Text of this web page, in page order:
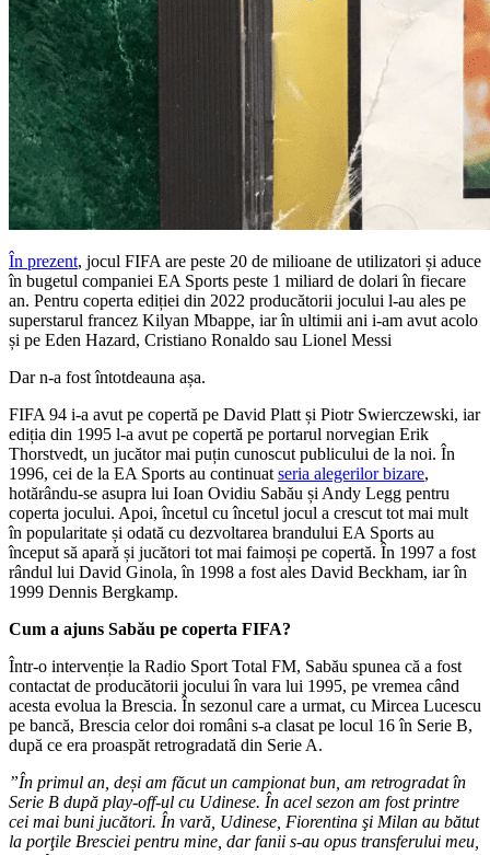
În prezent, jocul FIFA are peste 20 de milioane de utilizatori și aduce
în bugetul companiei EA Sports peste 1 miliard de dolari în fiecare
an. Pentru coperta ediției din 2022 producătorii jocului l-au ales pe
superstarul francez Kilyan Mbappe, iar în ultimii ani i-am avut acolo
și pe Eden Hazard, Cristiano Ronaldo sau Lionel Messi
Dar n-a fost întotdeauna așa.
FIFA 94 i-a avut pe copertă pe David Platt și Piotr Swierczewski, iar
ediția din 1995 l-a avut pe copertă pe portarul norvegian Erik
Thorstvedt, un jucător mai puțin cunoscut publicului de la noi. În
1996, cei de la EA Sports au continuat seria alegerilor bizare,
hotărându-se asupra lui Ioan Ovidiu Sabău și Andy Legg pentru
coperta jocului. Apoi, încetul cu încetul jocul a crescut tot mai mult
în popularitate și odată cu dezvoltarea brandului EA Sports au
început să apară și jucători tot mai faimoși pe copertă. În 1997 a fost
rândul lui David Ginola, în 1998 a fost ales David Beckham, iar în
1999 Dennis Bergkamp.
Cum a ajuns Sabău pe coperta FIFA?
Într-o intervenție la Radio Sport Total FM, Sabău spunea că a fost
contactat de producătorii jocului în vara lui 1995, pe vremea când
acesta evolua la Brescia. În sezonul care a urmat, cu Mircea Lucescu
pe bancă, Brescia celor doi români s-a clasat pe locul 16 în Serie B,
după ce era proaspăt retrogradată din Serie A.
”În primul an, deși am făcut un campionat bun, am retrogradat în
Serie B după play-off-ul cu Udinese. În acel sezon am fost printre
cei mai buni jucători. În vară, Udinese, Fiorentina şi Milan au bătut
la porţile Bresciei pentru mine, dar fanii s-au opus transferului meu,